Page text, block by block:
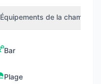
Équipements de la chambre
Bar
Plage